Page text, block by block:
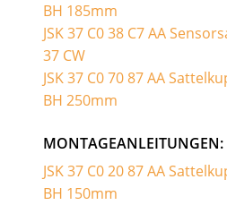
BH 185mm
JSK 37 C0 38 C7 AA
37 CW
JSK 37 C0 70 87 AA
BH 250mm
MONTAGEANLEITUNGEN:
JSK 37 C0 20 87 AA
BH 150mm